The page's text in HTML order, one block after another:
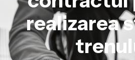
realizarea